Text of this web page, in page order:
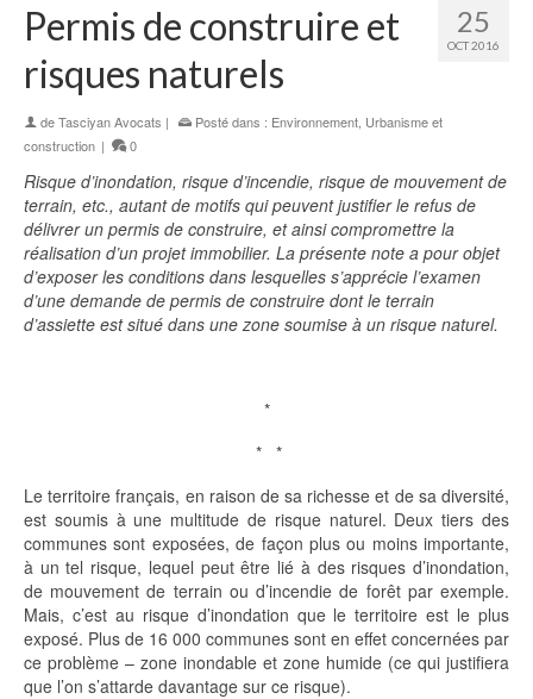
25
OCT 2016
Permis de construire et
risques naturels
deTasciyan Avocats | Posté dans : Environnement Urbanisme et
construction | 0
Risque d’inondation, risque d’incendie, risque de mouvement de
terrain, etc., autant de motifs qui peuvent justifier le refus de
délivrer un permis de construire, et ainsi compromettre la
réalisation d’un projet immobilier. La présente note a pour objet
d’exposer les conditions dans lesquelles s’apprécie l’examen
d’une demande de permis de construire dont le terrain
d’assiette est situé dans une zone soumise à un risque naturel.
*
* *
Le territoire français, en raison de sa richesse et de sa diversité,
est soumis à une multitude de risque naturel. Deux tiers des
communes sont exposées, de façon plus ou moins importante,
à un tel risque, lequel peut être lié à des risques d’inondation,
de mouvement de terrain ou d’incendie de forêt par exemple.
Mais, c’est au risque d’inondation que le territoire est le plus
exposé. Plus de 16 000 communes sont en effet concernées par
ce problème – zone inondable et zone humide (ce qui justifiera
que l’on s’attarde davantage sur ce risque).